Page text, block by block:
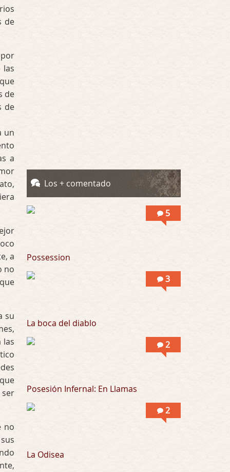
de
las
de
de
un
a
a
no
su
las
no
Una película normalita, nada del otro mun …
Obsession
Por: Chica Stark
Al principio por el hype que la dieron iba …
Por: Mountain
Los + comentado
5
Possession
3
La boca del diablo
2
Posesión Infernal: En Llamas
2
La Odisea